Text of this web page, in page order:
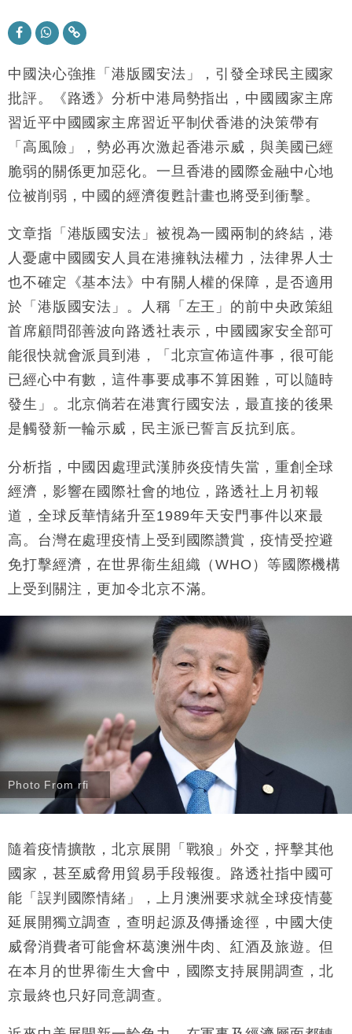
17:33
及消費表現
損失近6900萬元
16:05
財經｜日經失守6.5萬點後回穩 全周仍升近2%
粦接任
15:11
財經｜韓股反覆波動收跌 連挫7周創逾3年最長跌勢
差達1125億美元
12:44
財經｜日本春季三度入市撐日圓 4月單日斥6.28萬億
日圓干預創新高
國際｜特朗普料美伊戰事快結束 承認部分彈藥庫存緊
張
15:59
財經｜SA售股自救後再出手 斥4億美元押注未上市公
司
中國決心強推「港版國安法」，引發全球民主國家
批評。《路透》分析中港局勢指出，中國國家主席
習近平中國國家主席習近平制伏香港的決策帶有
「高風險」，勢必再次激起香港示威，與美國已經
脆弱的關係更加惡化。一旦香港的國際金融中心地
位被削弱，中國的經濟復甦計畫也將受到衝擊。
文章指「港版國安法」被視為一國兩制的終結，港
人憂慮中國國安人員在港擁執法權力，法律界人士
也不確定《基本法》中有關人權的保障，是否適用
於「港版國安法」。人稱「左王」的前中央政策組
首席顧問邵善波向路透社表示，中國國家安全部可
能很快就會派員到港，「北京宣佈這件事，很可能
已經心中有數，這件事要成事不算困難，可以隨時
發生」。北京倘若在港實行國安法，最直接的後果
是觸發新一輪示威，民主派已誓言反抗到底。
分析指，中國因處理武漢肺炎疫情失當，重創全球
經濟，影響在國際社會的地位，路透社上月初報
道，全球反華情緒升至1989年天安門事件以來最
高。台灣在處理疫情上受到國際讚賞，疫情受控避
免打擊經濟，在世界衞生組織（WHO）等國際機構
上受到關注，更加令北京不滿。
Photo From rfi
隨着疫情擴散，北京展開「戰狼」外交，抨擊其他
國家，甚至威脅用貿易手段報復。路透社指中國可
能「誤判國際情緒」，上月澳洲要求就全球疫情蔓
延展開獨立調查，查明起源及傳播途徑，中國大使
威脅消費者可能會杯葛澳洲牛肉、紅酒及旅遊。但
在本月的世界衞生大會中，國際支持展開調查，北
京最終也只好同意調查。